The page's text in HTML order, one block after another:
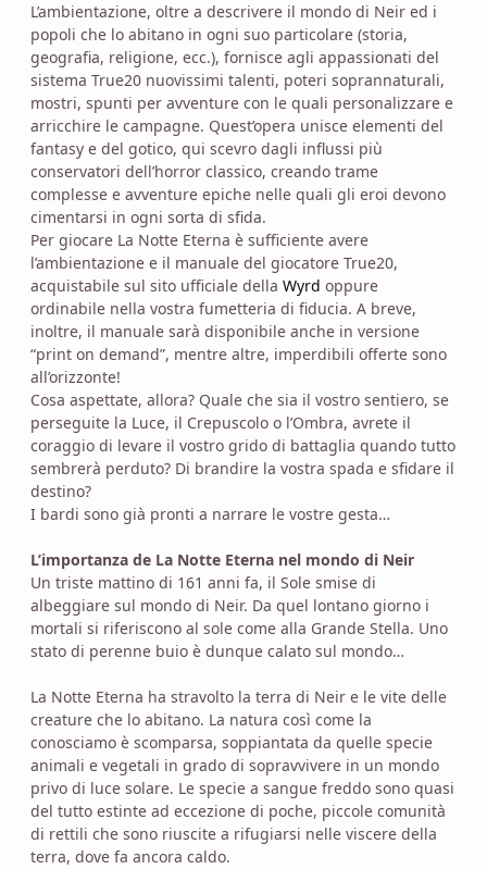
L’ambientazione, oltre a descrivere il mondo di Neir ed i
popoli che lo abitano in ogni suo particolare (storia,
geografia, religione, ecc.), fornisce agli appassionati del
sistema True20 nuovissimi talenti, poteri soprannaturali,
mostri, spunti per avventure con le quali personalizzare e
arricchire le campagne. Quest’opera unisce elementi del
fantasy e del gotico, qui scevro dagli influssi più
conservatori dell’horror classico, creando trame
complesse e avventure epiche nelle quali gli eroi devono
cimentarsi in ogni sorta di sfida.
Per giocare La Notte Eterna è sufficiente avere
l’ambientazione e il manuale del giocatore True20,
acquistabile sul sito ufficiale della Wyrd oppure
ordinabile nella vostra fumetteria di fiducia. A breve,
inoltre, il manuale sarà disponibile anche in versione
“print on demand”, mentre altre, imperdibili offerte sono
all’orizzonte!
Cosa aspettate, allora? Quale che sia il vostro sentiero, se
perseguite la Luce, il Crepuscolo o l’Ombra, avrete il
coraggio di levare il vostro grido di battaglia quando tutto
sembrerà perduto? Di brandire la vostra spada e sfidare il
destino?
I bardi sono già pronti a narrare le vostre gesta…
L’importanza de La Notte Eterna nel mondo di Neir
Un triste mattino di 161 anni fa, il Sole smise di
albeggiare sul mondo di Neir. Da quel lontano giorno i
mortali si riferiscono al sole come alla Grande Stella. Uno
stato di perenne buio è dunque calato sul mondo…
La Notte Eterna ha stravolto la terra di Neir e le vite delle
creature che lo abitano. La natura così come la
conosciamo è scomparsa, soppiantata da quelle specie
animali e vegetali in grado di sopravvivere in un mondo
privo di luce solare. Le specie a sangue freddo sono quasi
del tutto estinte ad eccezione di poche, piccole comunità
di rettili che sono riuscite a rifugiarsi nelle viscere della
terra, dove fa ancora caldo.